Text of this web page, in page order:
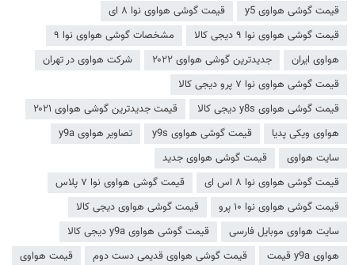
قیمت گوشی هواوی y5
قیمت گوشی هواوی نوا ۸ ای
قیمت گوشی هواوی نوا ۹ دیجی کالا
مشخصات گوشی هواوی نوا ۹
هواوی ایران
جدیدترین گوشی هواوی ۲۰۲۲
شرکت هواوی در تهران
قیمت گوشی هواوی نوا ۷ پرو دیجی کالا
قیمت گوشی هواوی y8s دیجی کالا
قیمت جدیدترین گوشی هواوی ۲۰۲۱
هواوی ویکی پدیا
قیمت گوشی هواوی y9s
تصاویر هواوی y9a
سایت هواوی
قیمت گوشی هواوی جدید
قیمت گوشی هواوی نوا ۸ اس ای
قیمت گوشی هواوی نوا ۷ پلاس
قیمت گوشی هواوی نوا ۱۰ پرو
قیمت گوشی هواوی دیجی کالا
سایت هواوی موبایل فارسی
قیمت گوشی هواوی y9a دیجی کالا
هواوی y9a قیمت
قیمت گوشی هواوی قدیمی دست دوم
قیمت هواوی